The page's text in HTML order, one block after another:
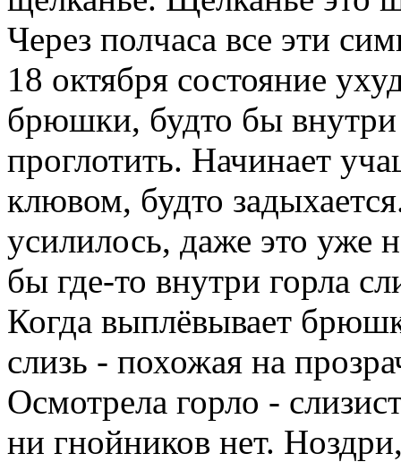
Через полчаса все эти
18 октября состояние
брюшки, будто бы
проглотить. Начинает
клювом, будто
усилилось, даже это уже
бы где-то внутри горла
Когда выплёвывает
слизь - похожая на
Осмотрела горло -
ни гнойников нет.